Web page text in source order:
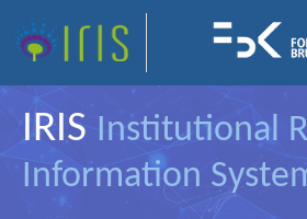
IRIS Institutional
Information